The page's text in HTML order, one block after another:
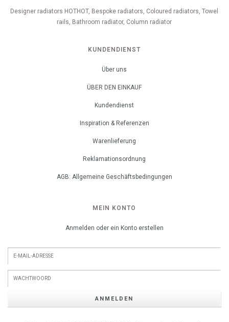
Designer radiators HOTHOT, Bespoke radiators, Coloured radiators, Towel
rails, Bathroom radiator, Column radiator
KUNDENDIENST
Über uns
ÜBER DEN EINKAUF
Kundendienst
Inspiration & Referenzen
Warenlieferung
Reklamationsordnung
AGB: Allgemeine Geschäftsbedingungen
MEIN KONTO
Anmelden oder ein Konto erstellen
ANMELDEN